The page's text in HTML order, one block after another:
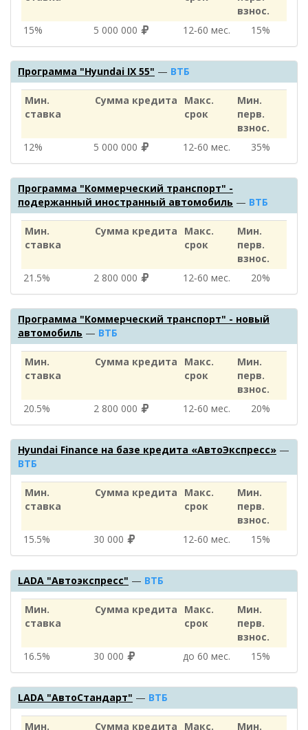
взнос.
15%
5 000 000 12‑60 мес. 15%
Программа "Hyundai IX 55" — ВТБ
Мин.
ставка
Сумма кредита
Макс.
срок
Мин.
перв.
взнос.
12%
5 000 000 12‑60 мес. 35%
Программа "Коммерческий транспорт" -
подержанный иностранный автомобиль — ВТБ
Мин.
ставка
Сумма кредита
Макс.
срок
Мин.
перв.
взнос.
21.5%
2 800 000 12‑60 мес. 20%
Программа "Коммерческий транспорт" - новый
автомобиль — ВТБ
Мин.
ставка
Сумма кредита
Макс.
срок
Мин.
перв.
взнос.
20.5%
2 800 000 12‑60 мес. 20%
Hyundai Finance на базе кредита «АвтоЭкспресс» —
ВТБ
Мин.
ставка
Сумма кредита
Макс.
срок
Мин.
перв.
взнос.
15.5%
30 000 12‑60 мес. 15%
LADA "Автоэкспресс" — ВТБ
Мин.
ставка
Сумма кредита
Макс.
срок
Мин.
перв.
взнос.
16.5%
30 000 до 60 мес. 15%
LADA "АвтоСтандарт" — ВТБ
Мин. Сумма кредита Макс. Мин.